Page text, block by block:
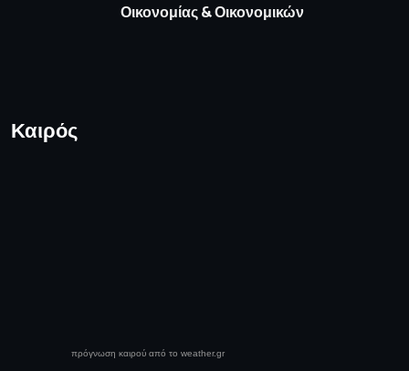
Οικονομίας & Οικονομικών
Καιρός
πρόγνωση καιρού από το weather.gr